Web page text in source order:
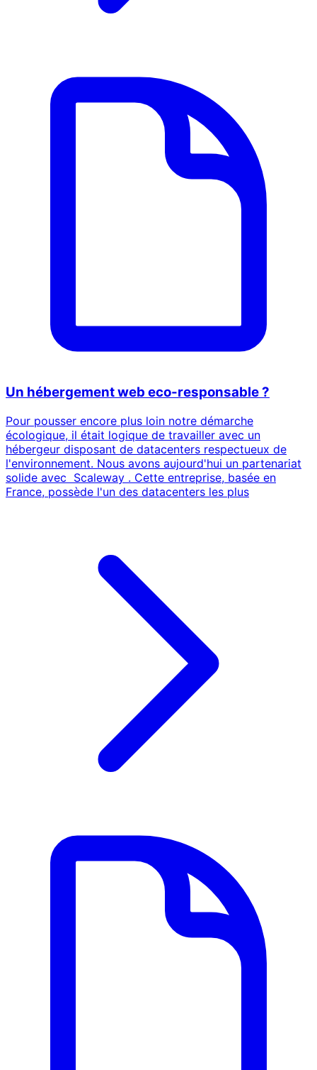
Un hébergement web eco-responsable ?
Pour pousser encore plus loin notre démarche
écologique, il était logique de travailler avec un
hébergeur disposant de datacenters respectueux de
l'environnement. Nous avons aujourd'hui un partenariat
solide avec Scaleway . Cette entreprise, basée en
France, possède l'un des datacenters les plus